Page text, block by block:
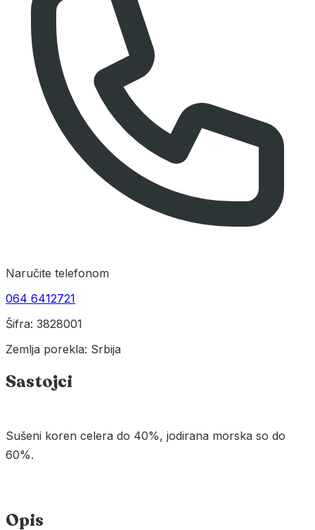
Naručite telefonom
064 6412721
Šifra: 3828001
Zemlja porekla: Srbija
Sastojci
Sušeni koren celera do 40%, jodirana morska so do
60%.
Opis